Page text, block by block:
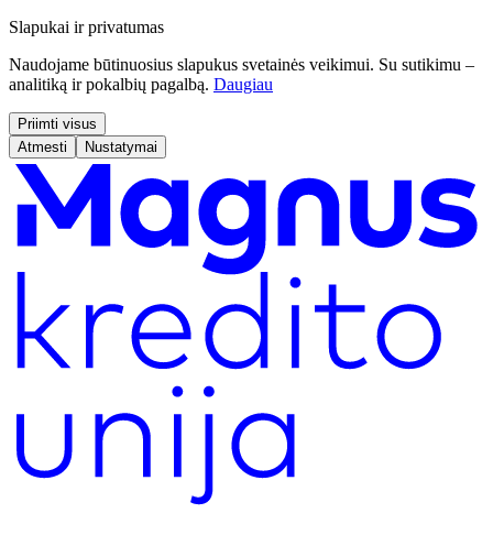
Slapukai ir privatumas
Naudojame būtinuosius slapukus svetainės veikimui. Su sutikimu –
analitiką ir pokalbių pagalbą. Daugiau
Priimti visus
Atmesti
Nustatymai